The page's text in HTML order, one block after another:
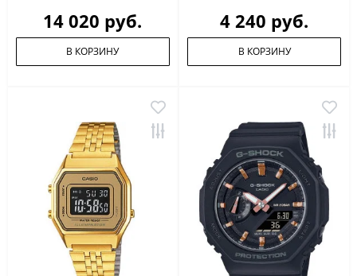
14 020 руб.
В КОРЗИНУ
4 240 руб.
В КОРЗИНУ